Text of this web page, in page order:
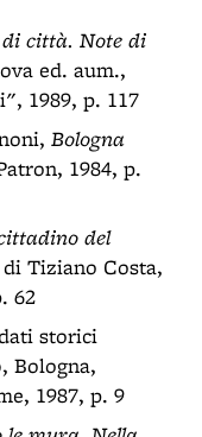
di città. Note di
ed. aum.,
1989, p. 117
Bologna
1984, p.
del
Tiziano Costa,
62
storici
Bologna,
1987, p. 9